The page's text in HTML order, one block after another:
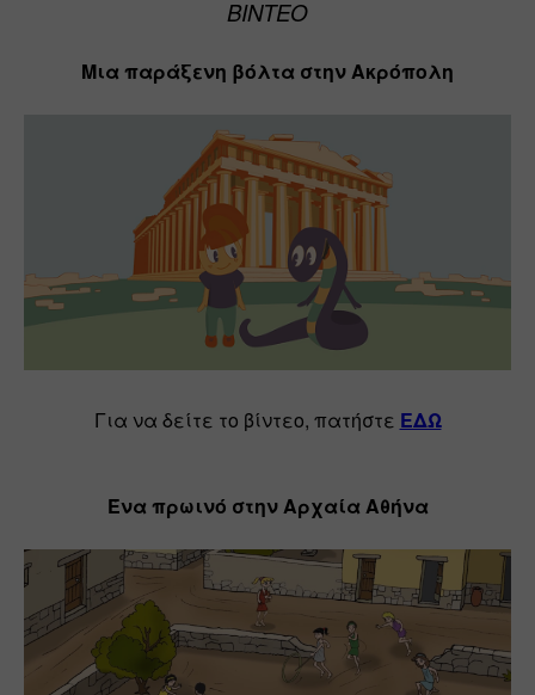
ΒΙΝΤΕΟ
Μια παράξενη βόλτα στην Ακρόπολη
Για να δείτε το βίντεο, πατήστε ΕΔΩ
Ένα πρωινό στην Αρχαία Αθήνα